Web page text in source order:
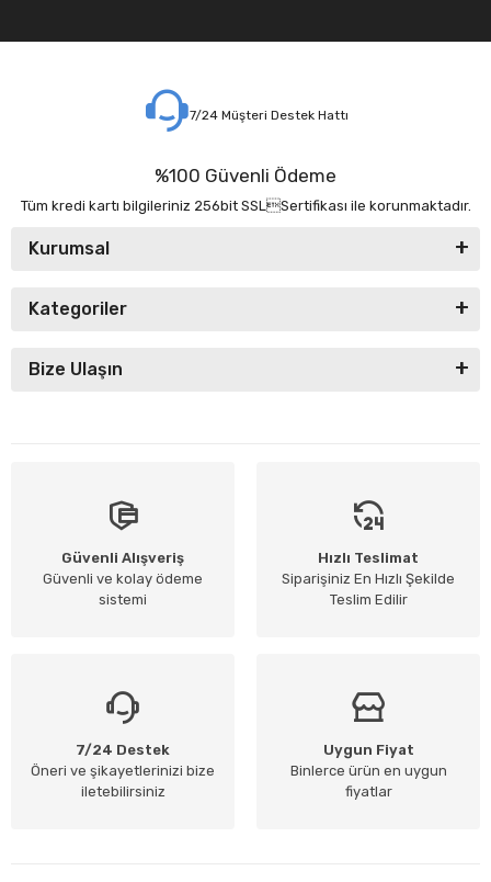
7/24 Müşteri Destek Hattı
%100 Güvenli Ödeme
Tüm kredi kartı bilgileriniz 256bit SSLSertifikası ile korunmaktadır.
Kurumsal
Kategoriler
Bize Ulaşın
Güvenli Alışveriş
Güvenli ve kolay ödeme
sistemi
Hızlı Teslimat
Siparişiniz En Hızlı Şekilde
Teslim Edilir
7/24 Destek
Öneri ve şikayetlerinizi bize
iletebilirsiniz
Uygun Fiyat
Binlerce ürün en uygun
fiyatlar